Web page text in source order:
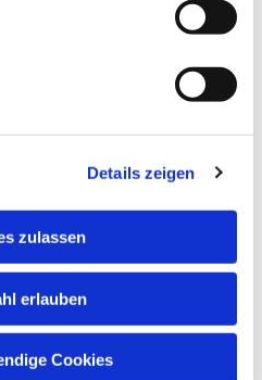
Details zeigen
zulassen
erlauben
Cookies
mitbringen
Socken oder